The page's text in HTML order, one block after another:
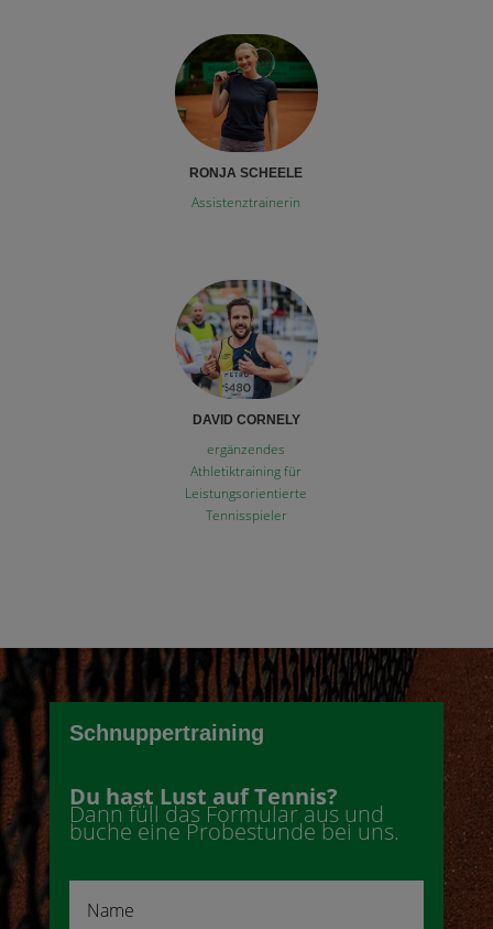
RONJA SCHEELE
Assistenztrainerin
DAVID CORNELY
ergänzendes
Athletiktraining für
Leistungsorientierte
Tennisspieler
Schnuppertraining
Du hast Lust auf Tennis?
Dann füll das Formular aus und
buche eine Probestunde bei uns.